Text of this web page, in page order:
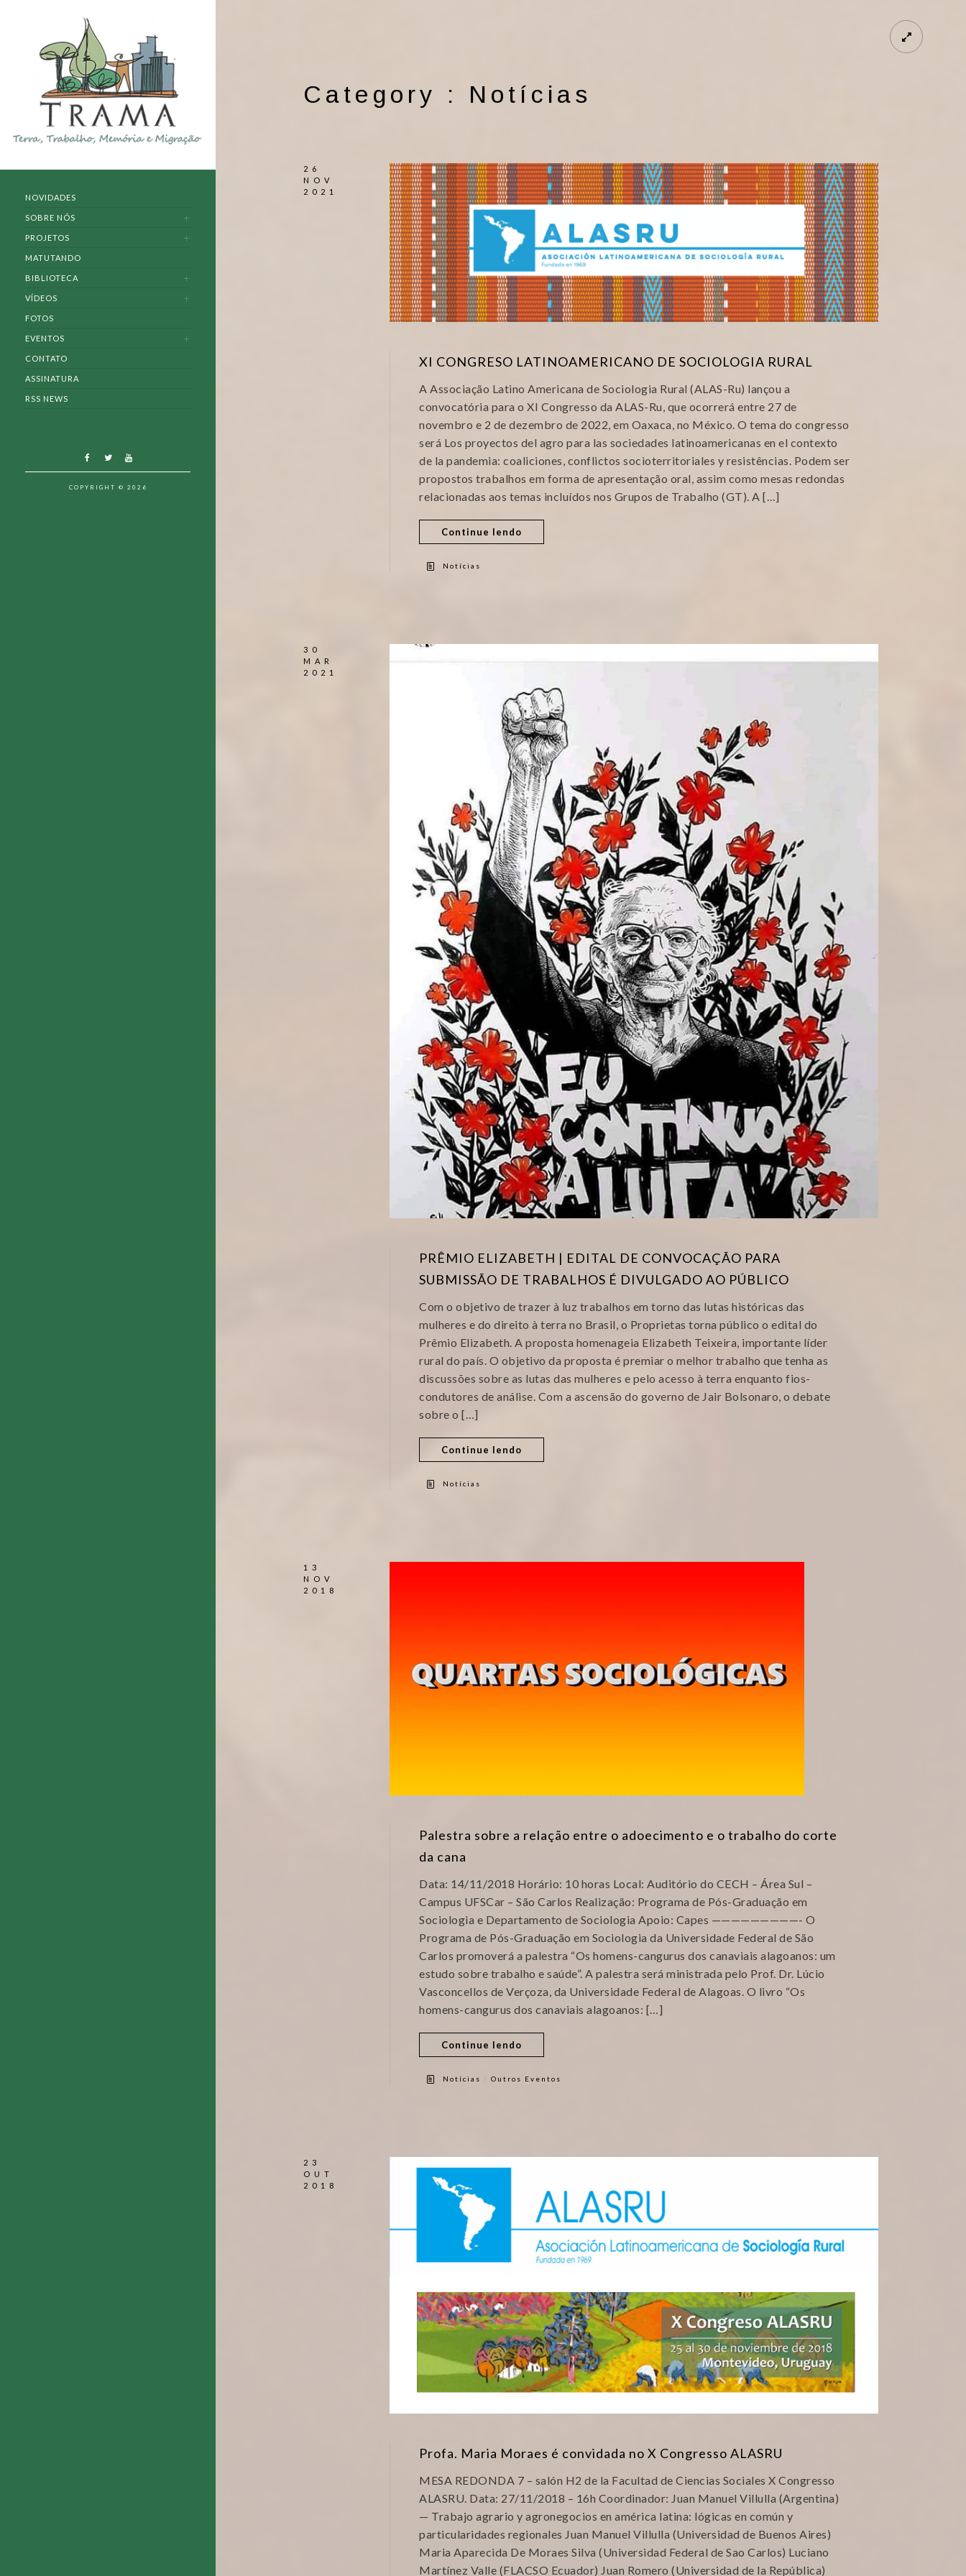
NOVIDADES
SOBRE NÓS
PROJETOS
MATUTANDO
BIBLIOTECA
VÍDEOS
FOTOS
EVENTOS
CONTATO
ASSINATURA
RSS NEWS
COPYRIGHT © 2026
Category : Notícias
26
NOV
2021
XI CONGRESO LATINOAMERICANO DE SOCIOLOGIA RURAL
A Associação Latino Americana de Sociologia Rural (ALAS-Ru) lançou a
convocatória para o XI Congresso da ALAS-Ru, que ocorrerá entre 27 de
novembro e 2 de dezembro de 2022, em Oaxaca, no México. O tema do congresso
será Los proyectos del agro para las sociedades latinoamericanas en el contexto
de la pandemia: coaliciones, conflictos socioterritoriales y resistências. Podem ser
propostos trabalhos em forma de apresentação oral, assim como mesas redondas
relacionadas aos temas incluídos nos Grupos de Trabalho (GT). A […]
Continue lendo
Notícias
30
MAR
2021
PRÊMIO ELIZABETH | EDITAL DE CONVOCAÇÃO PARA
SUBMISSÃO DE TRABALHOS É DIVULGADO AO PÚBLICO
Com o objetivo de trazer à luz trabalhos em torno das lutas históricas das
mulheres e do direito à terra no Brasil, o Proprietas torna público o edital do
Prêmio Elizabeth. A proposta homenageia Elizabeth Teixeira, importante líder
rural do país. O objetivo da proposta é premiar o melhor trabalho que tenha as
discussões sobre as lutas das mulheres e pelo acesso à terra enquanto fios-
condutores de análise. Com a ascensão do governo de Jair Bolsonaro, o debate
sobre o […]
Continue lendo
Notícias
13
NOV
2018
Palestra sobre a relação entre o adoecimento e o trabalho do corte
da cana
Data: 14/11/2018 Horário: 10 horas Local: Auditório do CECH – Área Sul –
Campus UFSCar – São Carlos Realização: Programa de Pós-Graduação em
Sociologia e Departamento de Sociologia Apoio: Capes —————————- O
Programa de Pós-Graduação em Sociologia da Universidade Federal de São
Carlos promoverá a palestra “Os homens-cangurus dos canaviais alagoanos: um
estudo sobre trabalho e saúde”. A palestra será ministrada pelo Prof. Dr. Lúcio
Vasconcellos de Verçoza, da Universidade Federal de Alagoas. O livro “Os
homens-cangurus dos canaviais alagoanos: […]
Continue lendo
Notícias Outros Eventos
23
OUT
2018
Profa. Maria Moraes é convidada no X Congresso ALASRU
MESA REDONDA 7 – salón H2 de la Facultad de Ciencias Sociales X Congresso
ALASRU. Data: 27/11/2018 – 16h Coordinador: Juan Manuel Villulla (Argentina)
— Trabajo agrario y agronegocios en américa latina: lógicas en común y
particularidades regionales Juan Manuel Villulla (Universidad de Buenos Aires)
Maria Aparecida De Moraes Silva (Universidad Federal de Sao Carlos) Luciano
Martínez Valle (FLACSO Ecuador) Juan Romero (Universidad de la República)